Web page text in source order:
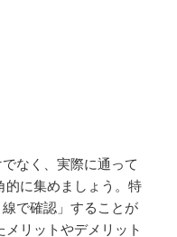
なく、実際に通って
的に集めましょう。特
で確認」することが
リットやデメリット